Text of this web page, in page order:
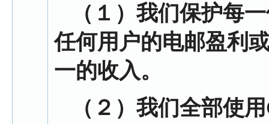
（１）我们保护每
任何用户的电邮盈利
一的收入。
（２）我们全部使